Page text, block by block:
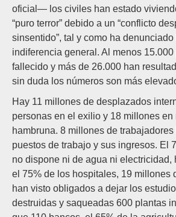
oficial— los civiles han estado
“puro terror” debido a un “conflicto
sinsentido”, tal y como ha
indiferencia general. Al menos
fallecido y más de 26.000 han
sin duda los números son más
Hay 11 millones de desplazados
personas en el exilio y 18 millones
hambruna. 8 millones de
puestos de trabajo y sus ingresos. El
no dispone ni de agua ni electricidad,
el 75% de los hospitales, 19 millones
han visto obligados a dejar los
destruidas y saqueadas 600 plantas